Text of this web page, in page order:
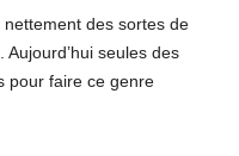
des sortes de
seules des
pour faire ce genre